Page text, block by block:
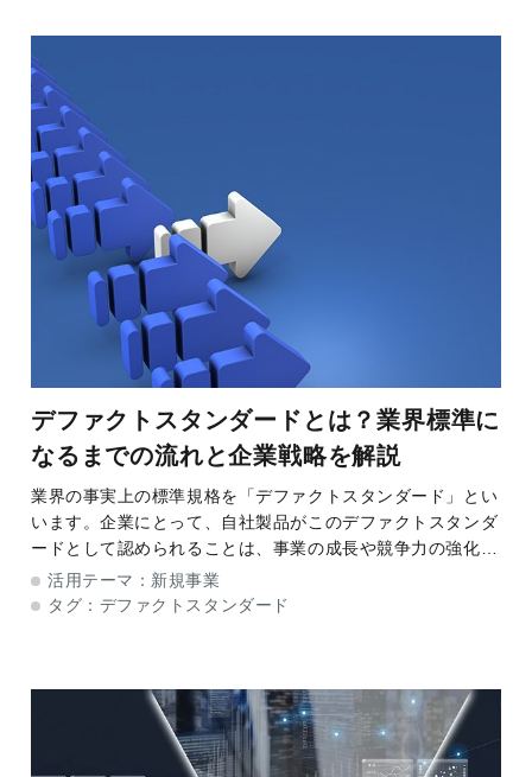
デファクトスタンダードとは？業界標準に
なるまでの流れと企業戦略を解説
業界の事実上の標準規格を「デファクトスタンダード」とい
います。企業にとって、自社製品がこのデファクトスタンダ
ードとして認められることは、事業の成長や競争力の強化に
つながる大きなチャンスです。 そこで本記事では、デファ
クトスタンダードの重要性や形成プロ
活用テーマ： 新規事業
タグ： デファクトスタンダード